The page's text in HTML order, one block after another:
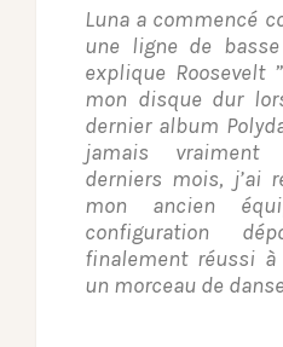
Luna a commencé
une ligne de
explique Roosevelt
mon disque dur
dernier album
jamais vraiment
derniers mois, j’ai
mon ancien
configuration
finalement réussi
un morceau de